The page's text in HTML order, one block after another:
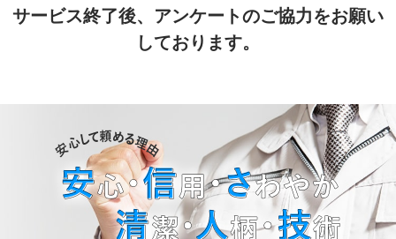
サービス終了後、アンケートのご協力をお願い
しております。